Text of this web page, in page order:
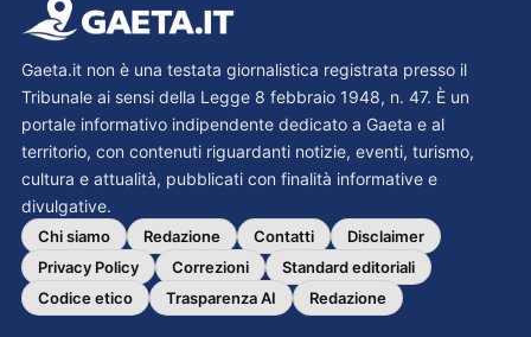
Gaeta.it non è una testata giornalistica registrata presso il
Tribunale ai sensi della Legge 8 febbraio 1948, n. 47. È un
portale informativo indipendente dedicato a Gaeta e al
territorio, con contenuti riguardanti notizie, eventi, turismo,
cultura e attualità, pubblicati con finalità informative e
divulgative.
Chi siamo Redazione Contatti
Disclaimer
Privacy Policy
Correzioni
Standard editoriali
Codice etico
Trasparenza AI Redazione